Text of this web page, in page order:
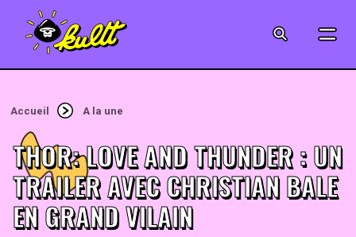
MUSIQUE
CRÉATION
Accueil A la une
THOR: LOVE AND THUNDER : UN
TRAILER AVEC CHRISTIAN BALE
EN GRAND VILAIN